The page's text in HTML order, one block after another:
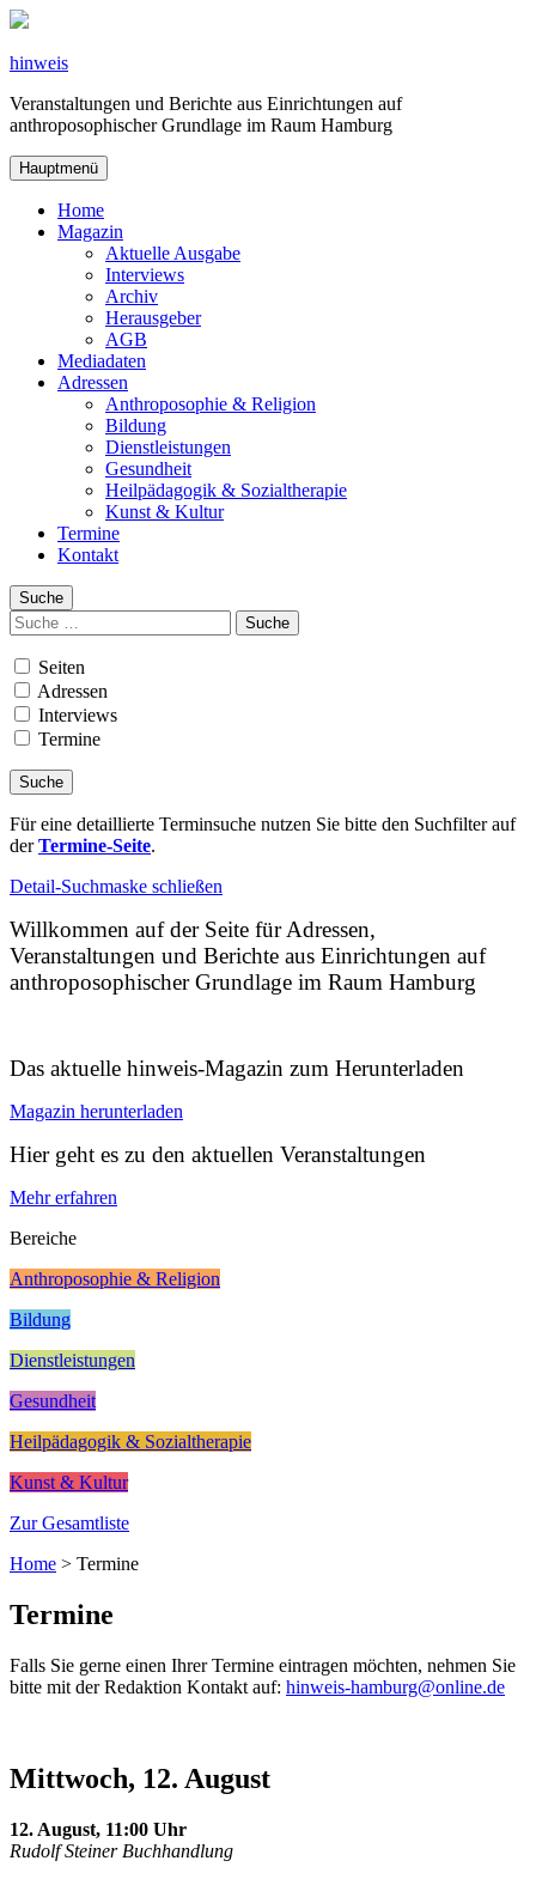
Zum
springen
hinweis
Veranstaltungen und Berichte aus Einrichtungen auf
anthroposophischer Grundlage im Raum Hamburg
Hauptmenü
Home
Magazin
Aktuelle Ausgabe
Interviews
Archiv
Herausgeber
AGB
Mediadaten
Adressen
Anthroposophie & Religion
Bildung
Dienstleistungen
Gesundheit
Heilpädagogik & Sozialtherapie
Kunst & Kultur
Termine
Kontakt
Suche
Suchen
nach:
Seiten
Adressen
Interviews
Termine
Für eine detaillierte Terminsuche nutzen Sie bitte den Suchfilter auf
derTermine-Seite.
Detail-Suchmaske schließen
Willkommen auf der Seite für Adressen,
Veranstaltungen und Berichte aus Einrichtungen auf
anthroposophischer Grundlage im Raum Hamburg
Das aktuelle hinweis-Magazin zum Herunterladen
Magazin herunterladen
Hier geht es zu den aktuellen Veranstaltungen
Mehr erfahren
Bereiche
Anthroposophie & Religion
Bildung
Dienstleistungen
Gesundheit
Heilpädagogik & Sozialtherapie
Kunst & Kultur
Zur Gesamtliste
Home > Termine
Termine
Falls Sie gerne einen Ihrer Termine eintragen möchten, nehmen Sie
bitte mit der Redaktion Kontakt auf: hinweis-hamburg@online.de
Mittwoch, 12. August
12. August, 11:00 Uhr
Rudolf Steiner Buchhandlung